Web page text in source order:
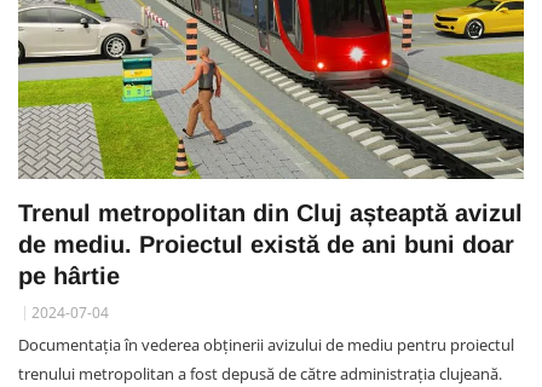
Trenul metropolitan din Cluj așteaptă avizul
de mediu. Proiectul există de ani buni doar
pe hârtie
2024-07-04
Documentația în vederea obținerii avizului de mediu pentru proiectul
trenului metropolitan a fost depusă de către administrația clujeană.